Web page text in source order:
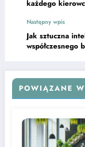
każdego
Następny wpis
Jak sztuczna
współczesnego
POWIĄZANE